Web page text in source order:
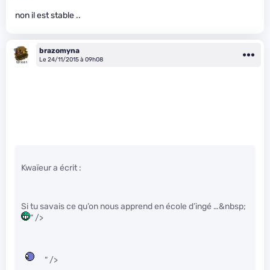
non il est stable ..
brazomyna
Le 24/11/2015 à 09h08
Kwaïeur a écrit :
Si tu savais ce qu’on nous apprend en école d’ingé …&nbsp;
" />
" />